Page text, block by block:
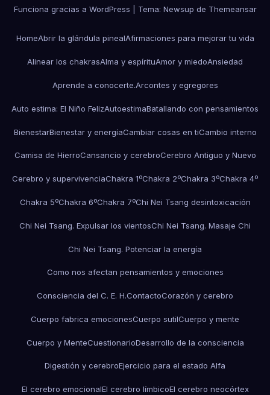
Funciona gracias a WordPress Tema: Newsup de Themeansar
HomeAbrir la glándula pinealAfirmaciones para mejorar tu vida
Alinear los chakrasAlma y espírituAmor y miedoAnsiedad
Aprende a conocerte.Arcontes y egregores
Auto estima: El Niño FelizAutoestimaBatallando con pensamientos
BienestarBienestar y energíaCambiar cosas en tiCambio interno
Camisa de HierroCansancio y cerebroCerebro Antiguo y Nuevo
Cerebro y supervivenciaChakra 1ºChakra 2ºChakra 3ºChakra 4º
Chakra 5ºChakra 6ºChakra 7ºChi Nei Tsang desintoxicación
Chi Nei Tsang. Expulsar los vientosChi Nei Tsang. Masaje Chi
Chi Nei Tsang. Potenciar la energía
Como nos afectan pensamientos y emociones
Consciencia del C. E. H.ContactoCorazón y cerebro
Cuerpo fabrica emocionesCuerpo sutilCuerpo y mente
Cuerpo y MenteCuestionarioDesarrollo de la consciencia
Digestión y cerebroEjercicio para el estado Alfa
El cerebro emocionalEl cerebro límbicoEl cerebro neocórtex